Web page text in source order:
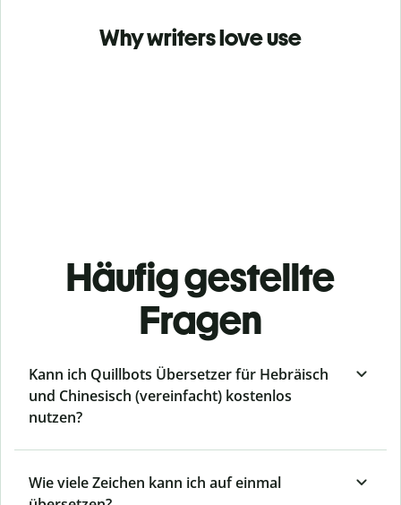
Why writers love use
Häufig gestellte
Fragen
Kann ich Quillbots Übersetzer für Hebräisch
und Chinesisch (vereinfacht) kostenlos
nutzen?
Wie viele Zeichen kann ich auf einmal